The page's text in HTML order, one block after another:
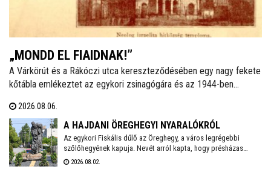
„MONDD EL FIAIDNAK!”
A Várkörút és a Rákóczi utca kereszteződésében egy nagy fekete
kőtábla emlékeztet az egykori zsinagógára és az 1944-ben
legtöbben a vészkorszakot és az azt közvetlenül megelőző
éveket idézik fel. Talán azért, mert nem ismerik a korábbi időket,
mint ahogy sokan azt sem tudják: ma is létezik hitközség a
városban.
2026.08.06.
A HAJDANI ÖREGHEGYI NYARALÓKRÓL
Az egykori Fiskális dűlő az Öreghegy, a város legrégebbi
szőlőhegyének kapuja. Nevét arról kapta, hogy présházas
telkeit többnyire városi tisztviselők, hivatalnokok vásárolták
2026.08.02.